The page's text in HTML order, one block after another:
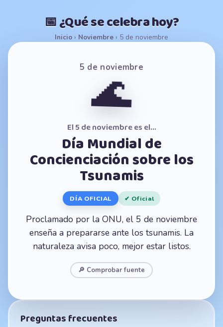
📅 ¿Qué se celebra hoy?
Inicio › Noviembre › 5 de noviembre
5 de noviembre
🌊
El 5 de noviembre es el…
Día Mundial de
Concienciación sobre los
Tsunamis
DÍA OFICIAL ✔ Oficial
Proclamado por la ONU, el 5 de noviembre
enseña a prepararse ante los tsunamis. La
naturaleza avisa poco, mejor estar listos.
🔎 Comprobar fuente
Preguntas frecuentes